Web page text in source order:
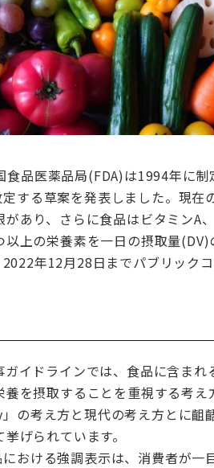
品医薬品局(FDA)は1994年に制
する草案を発表しました。現
あり、さらに食品はビタミンA
上の栄養素を一日の摂取量
年12月28日までパブリック
イドラインでは、食品に含ま
を摂取することを重視する考
の考え方と現代の考え方とに齟
げられています。
おける強調表示は、消費者が一